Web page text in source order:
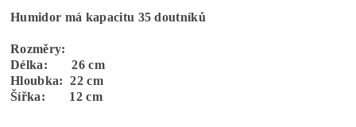
Humidor má kapacitu 35 doutníků
Rozměry:
Délka: 26 cm
Hloubka: 22 cm
Šířka: 12 cm